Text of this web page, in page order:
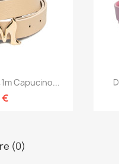
Capucino...
€
(0)